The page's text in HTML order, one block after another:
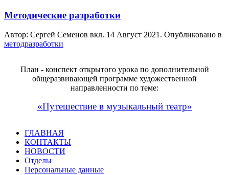
Методические разработки
Автор: Сергей Семенов вкл. 14 Август 2021. Опубликовано в
методразработки
План - конспект открытого урока по дополнительной
общеразвивающей программе художественной
направленности по теме:
«Путешествие в музыкальный театр»
ГЛАВНАЯ
КОНТАКТЫ
НОВОСТИ
Отделы
Персональные данные